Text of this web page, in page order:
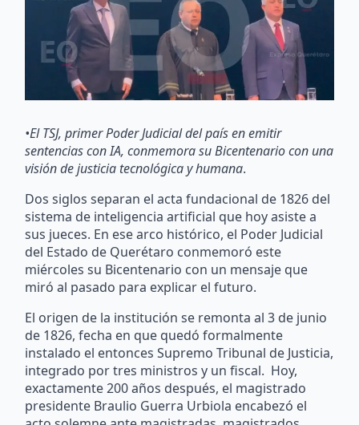
•El TSJ, primer Poder Judicial del país en emitir
sentencias con IA, conmemora su Bicentenario con una
visión de justicia tecnológica y humana.
Dos siglos separan el acta fundacional de 1826 del
sistema de inteligencia artificial que hoy asiste a
sus jueces. En ese arco histórico, el Poder Judicial
del Estado de Querétaro conmemoró este
miércoles su Bicentenario con un mensaje que
miró al pasado para explicar el futuro.
El origen de la institución se remonta al 3 de junio
de 1826, fecha en que quedó formalmente
instalado el entonces Supremo Tribunal de Justicia,
integrado por tres ministros y un fiscal. Hoy,
exactamente 200 años después, el magistrado
presidente Braulio Guerra Urbiola encabezó el